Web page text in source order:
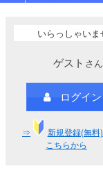
いらっしゃいま
ゲスト さん
ログイン
⇒
新規登録(無料
こちらから